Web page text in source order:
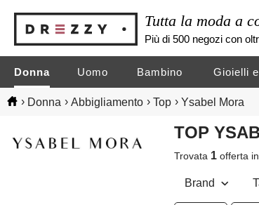
Tutta la moda a
Più di 500 negozi con
Donna Uomo Bambino Gioielli
› Donna › Abbigliamento › Top › Ysabel Mora
TOP
Trovata 1 offerta in
Brand